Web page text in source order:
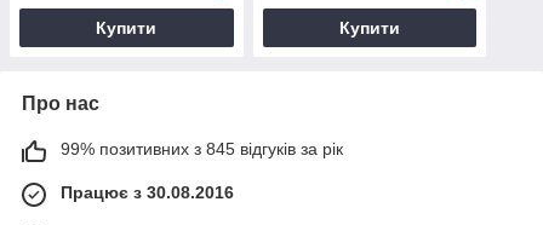
Купити Купити
Про нас
99% позитивних з 845 відгуків за рік
Працює з 30.08.2016